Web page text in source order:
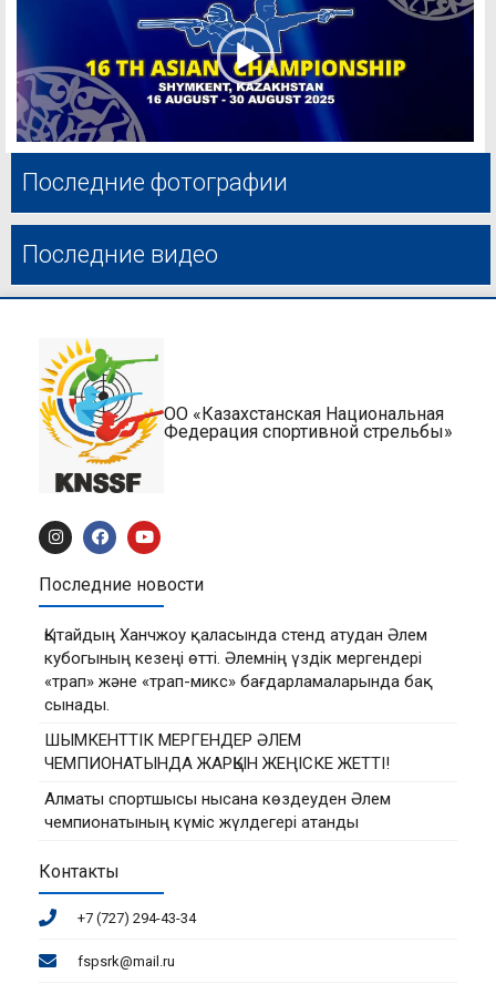
Последние фотографии
Последние видео
ОО «Казахстанская Национальная
Федерация спортивной стрельбы»
Последние новости
Қытайдың Ханчжоу қаласында стенд атудан Әлем
кубогының кезеңі өтті. Әлемнің үздік мергендері
«трап» және «трап-микс» бағдарламаларында бақ
сынады.
ШЫМКЕНТТІК МЕРГЕНДЕР ӘЛЕМ
ЧЕМПИОНАТЫНДА ЖАРҚЫН ЖЕҢІСКЕ ЖЕТТІ!
Алматы спортшысы нысана көздеуден Әлем
чемпионатының күміс жүлдегері атанды
Контакты
+7 (727) 294-43-34
fspsrk@mail.ru